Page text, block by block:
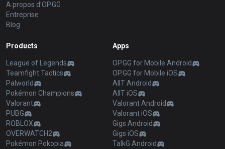
A propos d'OP.GG
Entreprise
Blog
Products
League of Legends
Teamfight Tactics
Palworld
Pokémon Champions
Valorant
PUBG
ROBLOX
OVERWATCH2
Pokémon Pokopia
Apps
OP.GG for Mobile Android
OP.GG for Mobile iOS
AllT Android
AllT iOS
Valorant Android
Valorant iOS
Gigs Android
Gigs iOS
TalkG Android